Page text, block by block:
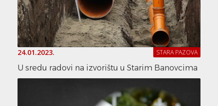
24.01.2023. STARA PAZOVA
U sredu radovi na izvorištu u Starim Banovcima